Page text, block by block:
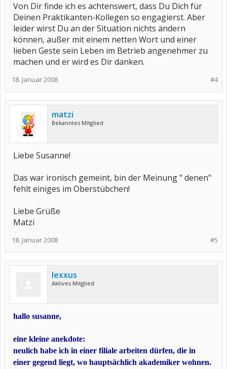
Von Dir finde ich es achtenswert, dass Du Dich für
Deinen Praktikanten-Kollegen so engagierst. Aber
leider wirst Du an der Situation nichts ändern
können, außer mit einem netten Wort und einer
lieben Geste sein Leben im Betrieb angenehmer zu
machen und er wird es Dir danken.
#4
18. Januar 2008
matzi
Bekanntes Mitglied
Liebe Susanne!
Das war ironisch gemeint, bin der Meinung " denen"
fehlt einiges im Oberstübchen!
Liebe Grüße
Matzi
#5
18. Januar 2008
lexxus
Aktives Mitglied
hallo susanne,
eine kleine anekdote:
neulich habe ich in einer filiale arbeiten dürfen, die in
einer gegend liegt, wo hauptsächlich akademiker wohnen.